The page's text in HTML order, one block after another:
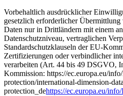
Vorbehaltlich ausdrücklicher
gesetzlich erforderlicher Übermittlung
Daten nur in Drittländern mit einem
Datenschutzniveau, vertraglichen
Standardschutzklauseln der EU-
Zertifizierungen oder verbindlicher
verarbeiten (Art. 44 bis 49 DSGVO,
Kommission: https://ec.europa.eu/
protection/international-dimension-
protection_dehttps://ec.europa.eu/